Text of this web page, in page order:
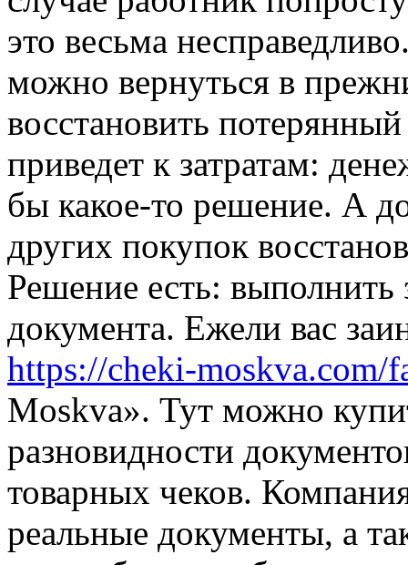
это весьма
можно вернуться в
восстановить
приведет к затратам:
бы какое-то решение. А
других покупок
Решение есть: выполнить
документа. Ежели вас
https://cheki-moskva.com/
Moskva». Тут можно
разновидности
товарных чеков.
реальные документы, а